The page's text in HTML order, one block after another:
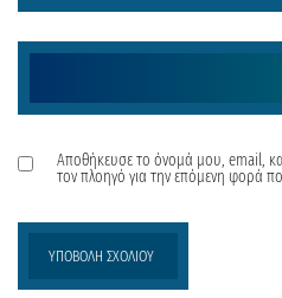
Αποθήκευσε το όνομά μου, email,
τον πλοηγό για την επόμενη φορά